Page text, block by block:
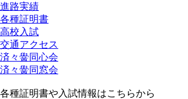
進路実績
各種証明書
高校入試
交通アクセス
済々黌同心会
済々黌同窓会
各種証明書や入試情報はこちらから